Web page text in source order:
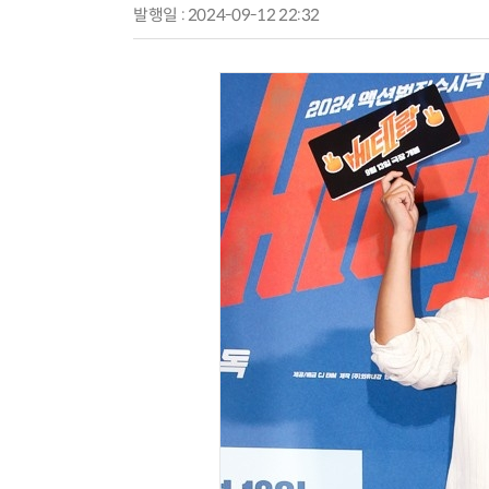
발행일 : 2024-09-12 22:32